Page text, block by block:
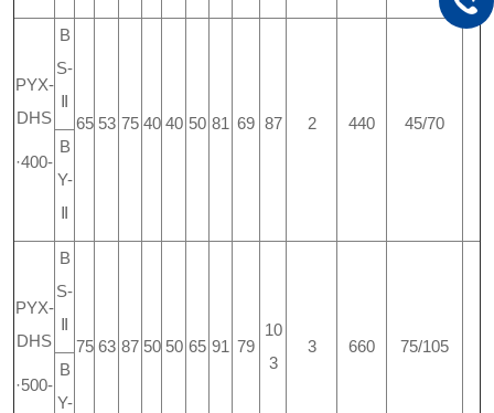
PYX-
DHS
·400-
B
S-
Ⅱ
65 53 75 40 40 50 81 69 87 2 440
45/70
B
Y-
Ⅱ
PYX-
DHS
·500-
B
S-
Ⅱ
75 63 87 50 50 65 91 79
10
3
3 660
75/105
B
Y-